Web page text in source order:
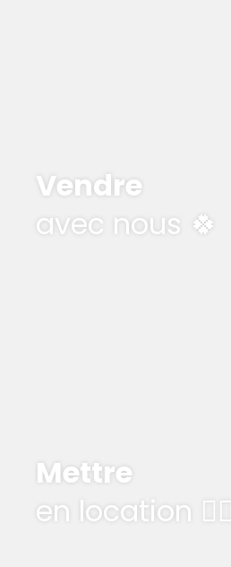
Vendre
avec nous 🍀
Mettre
en location 🧞‍♂️